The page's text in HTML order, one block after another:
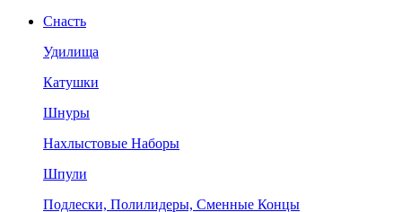
Снасть
Удилища
Катушки
Шнуры
Нахлыстовые Наборы
Шпули
Подлески, Полилидеры, Сменные Концы